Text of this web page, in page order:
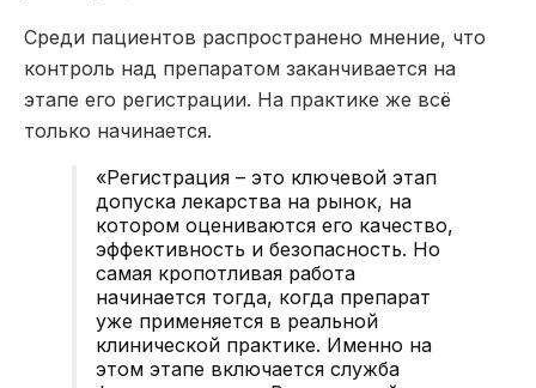
Среди пациентов распространено мнение, что
контроль над препаратом заканчивается на
этапе его регистрации. На практике же всё
только начинается.
«Регистрация – это ключевой этап
допуска лекарства на рынок, на
котором оцениваются его качество,
эффективность и безопасность. Но
самая кропотливая работа
начинается тогда, когда препарат
уже применяется в реальной
клинической практике. Именно на
этом этапе включается служба